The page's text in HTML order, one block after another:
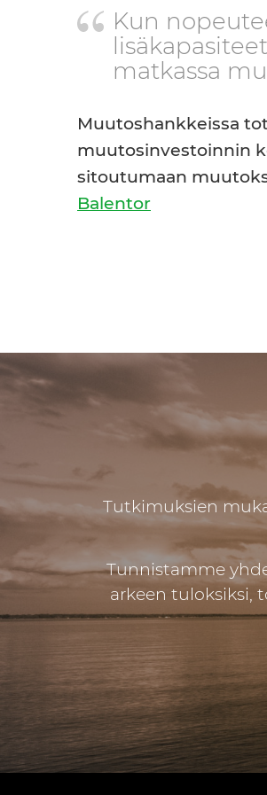
Kun
matkassa
Muutoshankkeissa
muutosinvestoinnin
sitoutumaan
Balentor
Tutkimuksien
Tunnistamme
arkeen tuloksiksi,